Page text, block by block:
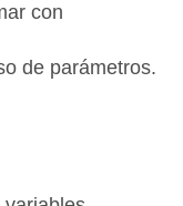
con
de parámetros.